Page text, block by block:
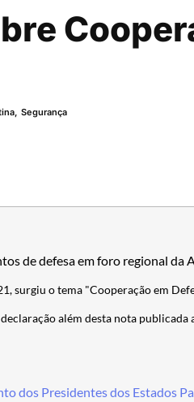
,Segurança
de defesa em foro regional da
surgiu o tema "Cooperação em
além desta nota publicada
dos Presidentes dos Estados